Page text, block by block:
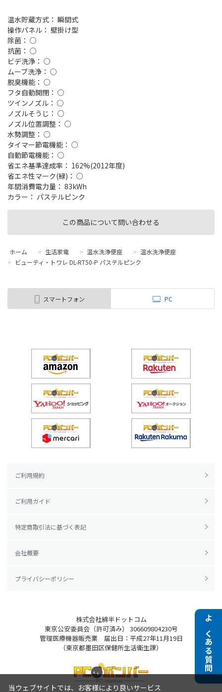
よくある質問
この商品について問い合わせる
温水貯蔵方式： 瞬間式
操作パネル： 壁掛け型
除菌： ○
抗菌： ○
ビデ洗浄： ○
ムーブ洗浄： ○
脱臭機能： ○
フタ自動開閉： ○
ツインノズル： ○
ノズルそうじ： ○
ノズル位置調整： ○
水勢調整： ○
タイマー節電機能： ○
自動節電機能： ○
省エネ基準達成率： 162%(2012年度)
省エネ性マーク(緑)： ○
年間消費電力量： 83kWh
カラー： パステルピンク
ホーム > 生活家電 > 温水洗浄便座 > 温水洗浄便座
> ビューティ・トワレ DL-RT50-P パステルピンク
スマートフォン PC
ご利用規約
ご利用ガイド
特定商取引法に基づく表記
会社概要
プライバシーポリシー
株式会社綿半ドットコム
東京公安委員会（許可済み） 306609804230号
管理医療機器販売業 届出日：平成27年11月19日
（東京都墨田区保健所生活衛生課）
当ウェブサイトでは、お客様により良いサービス